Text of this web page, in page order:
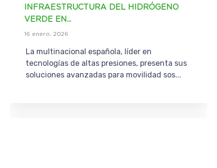
INFRAESTRUCTURA DEL HIDRÓGENO
VERDE EN...
16 enero, 2026
La multinacional española, líder en
tecnologías de altas presiones, presenta sus
soluciones avanzadas para movilidad sos...